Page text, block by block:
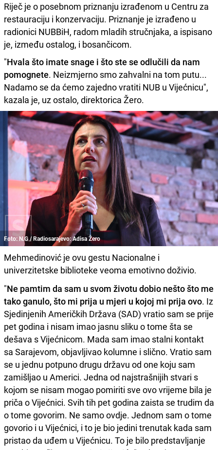
Riječ je o posebnom priznanju izrađenom u Centru za
restauraciju i konzervaciju. Priznanje je izrađeno u
radionici NUBBiH, radom mladih stručnjaka, a ispisano
je, između ostalog, i bosančicom.
"Hvala što imate snage i što ste se odlučili da nam
pomognete. Neizmjerno smo zahvalni na tom putu...
Nadamo se da ćemo zajedno vratiti NUB u Vijećnicu",
kazala je, uz ostalo, direktorica Žero.
Foto: N.G / Radiosarajevo: Adisa Žero
Mehmedinović je ovu gestu Nacionalne i
univerzitetske biblioteke veoma emotivno doživio.
"Ne pamtim da sam u svom životu dobio nešto što me
tako ganulo, što mi prija u mjeri u kojoj mi prija ovo. Iz
Sjedinjenih Američkih Država (SAD) vratio sam se prije
pet godina i nisam imao jasnu sliku o tome šta se
dešava s Vijećnicom. Mada sam imao stalni kontakt
sa Sarajevom, objavljivao kolumne i slično. Vratio sam
se u jednu potpuno drugu državu od one koju sam
zamišljao u Americi. Jedna od najstrašnijih stvari s
kojom se nisam mogao pomiriti sve ovo vrijeme bila je
priča o Vijećnici. Svih tih pet godina zaista se trudim da
o tome govorim. Ne samo ovdje. Jednom sam o tome
govorio i u Vijećnici, i to je bio jedini trenutak kada sam
pristao da uđem u Vijećnicu. To je bilo predstavljanje